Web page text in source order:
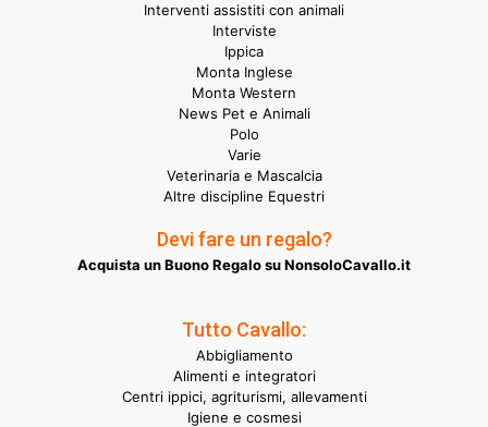
Interventi assistiti con animali
Interviste
Ippica
Monta Inglese
Monta Western
News Pet e Animali
Polo
Varie
Veterinaria e Mascalcia
Altre discipline Equestri
Devi fare un regalo?
Acquista un Buono Regalo su NonsoloCavallo.it
Tutto Cavallo:
Abbigliamento
Alimenti e integratori
Centri ippici, agriturismi, allevamenti
Igiene e cosmesi